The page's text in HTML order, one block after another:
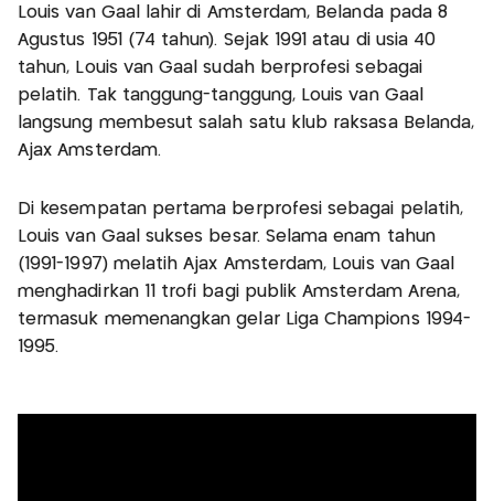
Louis van Gaal lahir di Amsterdam, Belanda pada 8
Agustus 1951 (74 tahun). Sejak 1991 atau di usia 40
tahun, Louis van Gaal sudah berprofesi sebagai
pelatih. Tak tanggung-tanggung, Louis van Gaal
langsung membesut salah satu klub raksasa Belanda,
Ajax Amsterdam.
Di kesempatan pertama berprofesi sebagai pelatih,
Louis van Gaal sukses besar. Selama enam tahun
(1991-1997) melatih Ajax Amsterdam, Louis van Gaal
menghadirkan 11 trofi bagi publik Amsterdam Arena,
termasuk memenangkan gelar Liga Champions 1994-
1995.